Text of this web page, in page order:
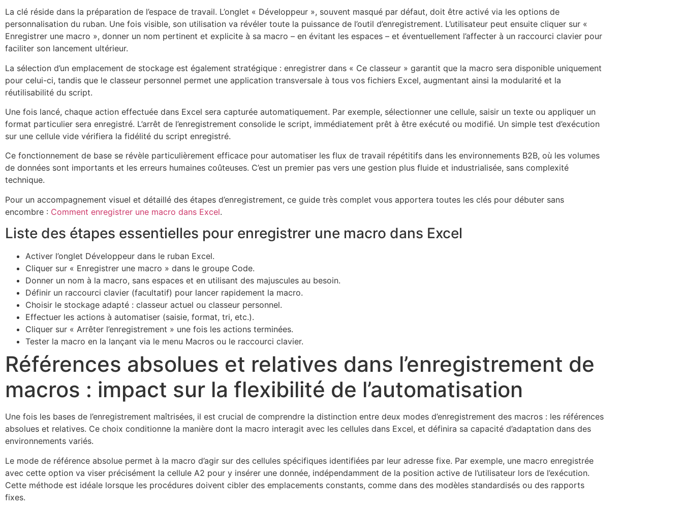
La clé réside dans la préparation de l’espace de travail. L’onglet « Développeur », souvent masqué par défaut, doit être activé via les options de
personnalisation du ruban. Une fois visible, son utilisation va révéler toute la puissance de l’outil d’enregistrement. L’utilisateur peut ensuite cliquer sur «
Enregistrer une macro », donner un nom pertinent et explicite à sa macro – en évitant les espaces – et éventuellement l’affecter à un raccourci clavier pour
faciliter son lancement ultérieur.
La sélection d’un emplacement de stockage est également stratégique : enregistrer dans « Ce classeur » garantit que la macro sera disponible uniquement
pour celui-ci, tandis que le classeur personnel permet une application transversale à tous vos fichiers Excel, augmentant ainsi la modularité et la
réutilisabilité du script.
Une fois lancé, chaque action effectuée dans Excel sera capturée automatiquement. Par exemple, sélectionner une cellule, saisir un texte ou appliquer un
format particulier sera enregistré. L’arrêt de l’enregistrement consolide le script, immédiatement prêt à être exécuté ou modifié. Un simple test d’exécution
sur une cellule vide vérifiera la fidélité du script enregistré.
Ce fonctionnement de base se révèle particulièrement efficace pour automatiser les flux de travail répétitifs dans les environnements B2B, où les volumes
de données sont importants et les erreurs humaines coûteuses. C’est un premier pas vers une gestion plus fluide et industrialisée, sans complexité
technique.
Pour un accompagnement visuel et détaillé des étapes d’enregistrement, ce guide très complet vous apportera toutes les clés pour débuter sans
encombre : Comment enregistrer une macro dans Excel.
Liste des étapes essentielles pour enregistrer une macro dans Excel
Activer l’onglet Développeur dans le ruban Excel.
Cliquer sur « Enregistrer une macro » dans le groupe Code.
Donner un nom à la macro, sans espaces et en utilisant des majuscules au besoin.
Définir un raccourci clavier (facultatif) pour lancer rapidement la macro.
Choisir le stockage adapté : classeur actuel ou classeur personnel.
Effectuer les actions à automatiser (saisie, format, tri, etc.).
Cliquer sur « Arrêter l’enregistrement » une fois les actions terminées.
Tester la macro en la lançant via le menu Macros ou le raccourci clavier.
Références absolues et relatives dans l’enregistrement de
macros : impact sur la flexibilité de l’automatisation
Une fois les bases de l’enregistrement maîtrisées, il est crucial de comprendre la distinction entre deux modes d’enregistrement des macros : les références
absolues et relatives. Ce choix conditionne la manière dont la macro interagit avec les cellules dans Excel, et définira sa capacité d’adaptation dans des
environnements variés.
Le mode de référence absolue permet à la macro d’agir sur des cellules spécifiques identifiées par leur adresse fixe. Par exemple, une macro enregistrée
avec cette option va viser précisément la cellule A2 pour y insérer une donnée, indépendamment de la position active de l’utilisateur lors de l’exécution.
Cette méthode est idéale lorsque les procédures doivent cibler des emplacements constants, comme dans des modèles standardisés ou des rapports
fixes.